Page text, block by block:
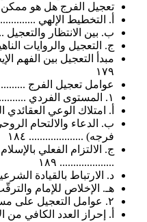
تعجيل الفرج هل هو ممكن؟
أ. التخطيط الإلهي .................... ١٧٥
ب. بين الانتظار والتعجيل
ج. التعجيل والروايات الناهية
مبدأ التعجيل بين الفهم
عوامل تعجيل الفرج ....................
أ. امتلاك الوعي العقائدي العميق
ب. الدعاء والالتحام الروحي
فرجه) .................... ١٨٤
ج. الالتزام الفعلي بالإسلام
.................... ١٨٩
د. الارتباط بالقيادة الشرعية
هـ. الإخلاص للإمام والترقّب
أ. إحراز العدد الكافي من الأنصار